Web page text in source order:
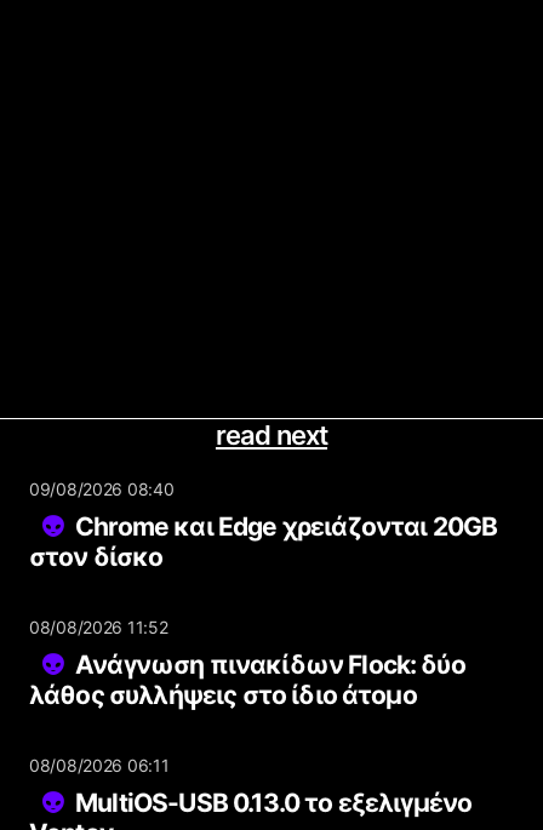
read next
09/08/2026 08:40
Chrome και Edge χρειάζονται 20GB
στον δίσκο
08/08/2026 11:52
Ανάγνωση πινακίδων Flock: δύο
λάθος συλλήψεις στο ίδιο άτομο
08/08/2026 06:11
MultiOS-USB 0.13.0 το εξελιγμένο